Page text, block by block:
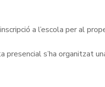
a l’escola per al
presencial s’ha organitzat